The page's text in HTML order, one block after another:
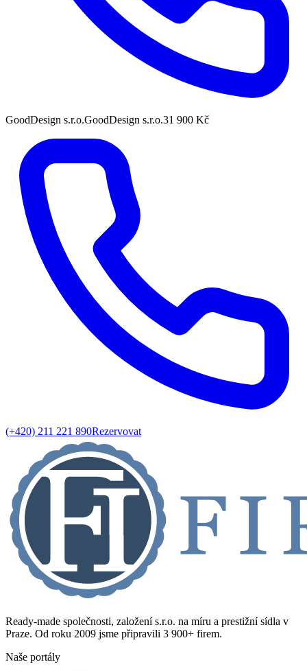
GoodDesign s.r.o.GoodDesign s.r.o.31 900 Kč
(+420) 211 221 890Rezervovat
Ready-made společnosti, založení s.r.o. na míru a prestižní sídla v
Praze. Od roku 2009 jsme připravili 3 900+ firem.
Naše portály